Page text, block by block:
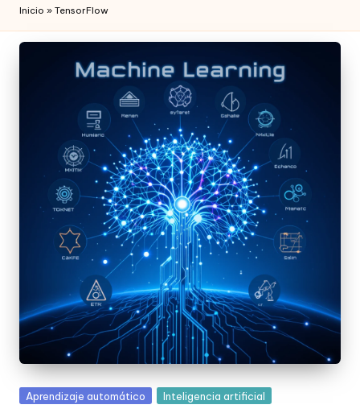
Inicio » TensorFlow
Posted
Aprendizaje automático Inteligencia artificial